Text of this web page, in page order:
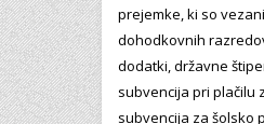
prejemke, ki so
dohodkovnih
dodatki, državne
subvencija pri plačilu
subvencija za šolsko